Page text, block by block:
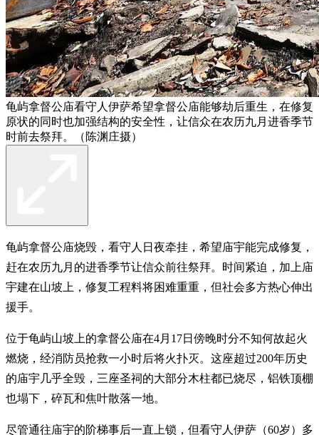
龟屿拿督公庙看守人伊萨希望拿督公庙能够劫后重生，在修复
原状的同时也加强结构的安全性，让信众在农历九月进香季节
时前去祭拜。（陈渊庄摄）
龟屿拿督公庙烧毁，看守人日夜牵挂，希望庙宇能完成修复，
赶在农历九月的进香季节让信众前往祭拜。时间紧迫，加上庙
宇建在山坡上，修复工程料将困难重重，但社会多方热心伸出
援手。
位于龟屿山坡上的拿督公庙在4月17日傍晚时分不知何故起火
燃烧，经消防员抢救一小时后将火扑灭。这座超过200年历史
的庙宇几乎全毁，三座圣祠的大部分木柱都已烧尽，铝铁顶棚
也塌下，碎瓦和焦叶散落一地。
尽管通往庙宇的阶梯事后一直上锁，但看守人伊萨（60岁）多